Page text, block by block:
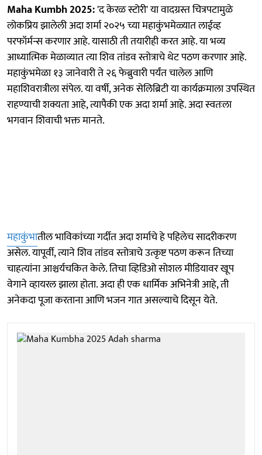
Maha Kumbh 2025:'द केरळ स्टोरी' या वादग्रस्त चित्रपटामुळे
लोकप्रिय झालेली अदा शर्मा २०२५ च्या महाकुंभमेळ्यात लाईव्ह
परफॉर्मन्स करणार आहे. यासाठी ती तयारीही करत आहे. या भव्य
आध्यात्मिक मेळाव्यात त्या शिव तांडव स्तोत्राचे थेट पठण करणार आहे.
महाकुंभमेळा १३ जानेवारी ते २६ फेब्रुवारी पर्यंत चालेल आणि
महाशिवरात्रीला संपेल. या वर्षी, अनेक सेलिब्रिटी या कार्यक्रमाला उपस्थित
राहण्याची शक्यता आहे, त्यापैकी एक अदा शर्मा आहे. अदा स्वतःला
भगवान शिवाची भक्त मानते.
महाकुंभातील भाविकांच्या गर्दीत अदा शर्माचे हे पहिलेच सादरीकरण
असेल. यापूर्वी, त्याने शिव तांडव स्तोत्राचे उत्कृष्ट पठण करून तिच्या
चाहत्यांना आश्चर्यचकित केले. तिचा व्हिडिओ सोशल मीडियावर खूप
वेगाने व्हायरल झाला होता. अदा ही एक धार्मिक अभिनेत्री आहे, ती
अनेकदा पूजा करताना आणि भजन गात असल्याचे दिसून येते.